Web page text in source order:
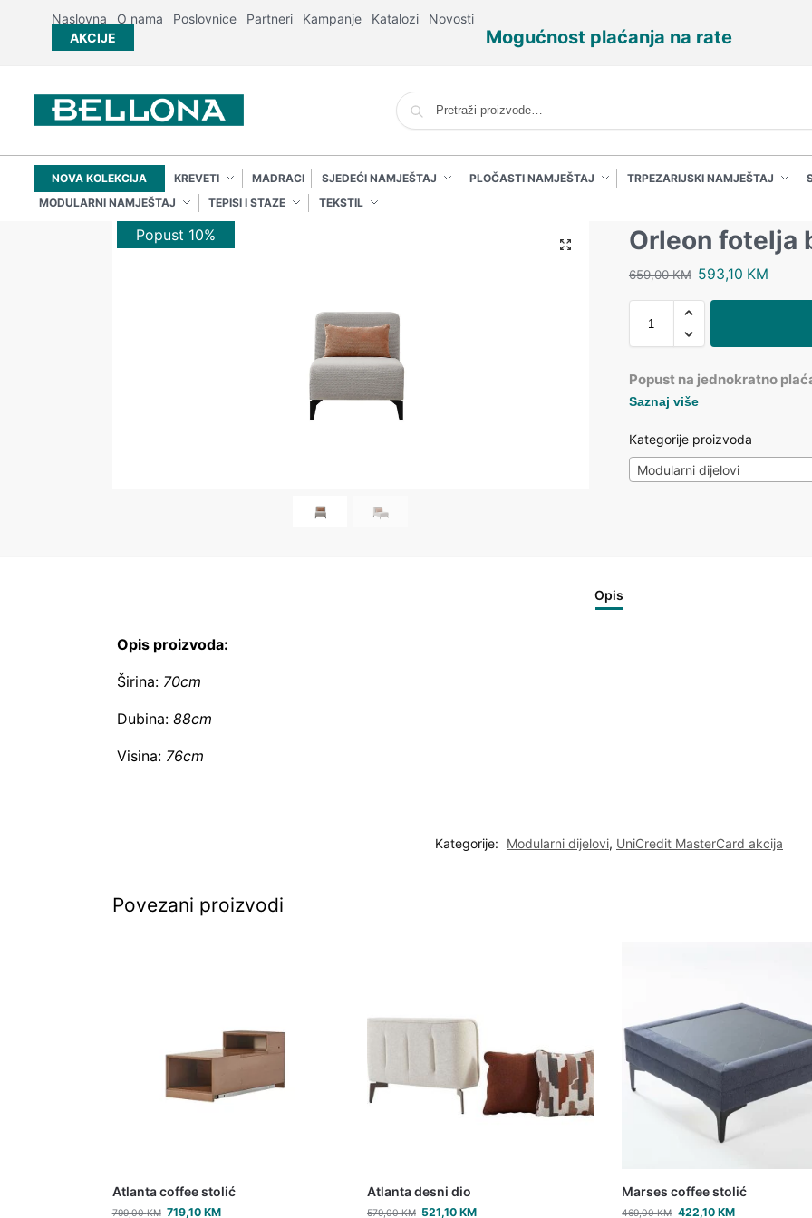
Naslovna O nama Poslovnice Partneri Kampanje Katalozi
Novosti
AKCIJE
Mogućnost plaćanja na rate
NOVA KOLEKCIJA KREVETI MADRACI SJEDEĆI NAMJEŠTAJ PLOČASTI NAMJEŠTAJ TRPEZARIJSKI NAMJEŠTAJ
MODULARNI NAMJEŠTAJ
TEPISI I STAZE TEKSTIL
Popust 10% Orleon fotelja
659,00KM 593,10 KM
Popust na jednokratno
Saznaj više
Kategorije proizvoda
Modularni dijelovi
Opis
Opis proizvoda:
Širina: 70cm
Dubina: 88cm
Visina: 76cm
Kategorije: Modularni dijelovi, UniCredit MasterCard akcija
Povezani proizvodi
Atlanta coffee stolić
799,00KM 719,10KM
Atlanta desni dio
579,00KM 521,10KM
Marses coffee stolić
469,00KM 422,10 KM